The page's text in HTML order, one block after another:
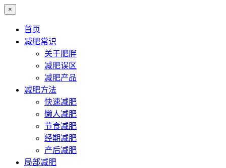
×
首页
减肥常识
关于肥胖
减肥误区
减肥产品
减肥方法
快速减肥
懒人减肥
节食减肥
经期减肥
产后减肥
局部减肥